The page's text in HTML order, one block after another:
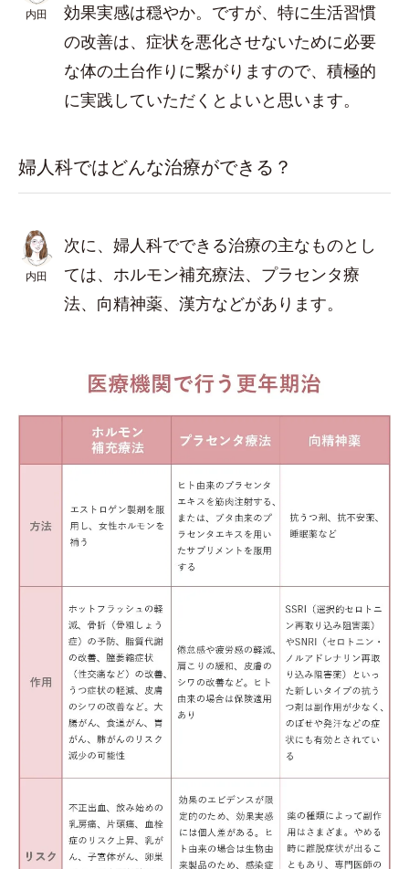
内田
効果実感は穏やか。ですが、特に生活習慣
の改善は、症状を悪化させないために必要
な体の土台作りに繋がりますので、積極的
に実践していただくとよいと思います。
婦人科ではどんな治療ができる？
内田
次に、婦人科でできる治療の主なものとし
ては、ホルモン補充療法、プラセンタ療
法、向精神薬、漢方などがあります。